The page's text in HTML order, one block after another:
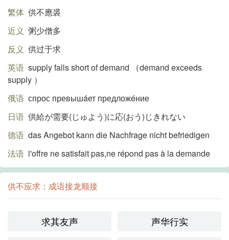
繁体 供不應裘
近义 粥少僧多
反义 供过于求
英语 supply falls short of demand （demand exceeds
supply ）
俄语 спрос превышáет предложéние
日语 供給が需要(じゅよう)に応(おう)じきれない
德语 das Angebot kann die Nachfrage nicht befriedigen
法语 l'offre ne satisfait pas,ne répond pas à la demande
供不应求：成语接龙顺接
求其友声
声华行实